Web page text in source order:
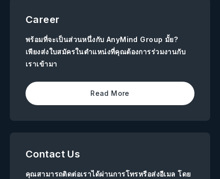
Career
พร้อมที่จะเป็นส่วนหนึ่งกับ AnyMind Group มั้ย?
เพียงส่งใบสมัครในตำแหน่งที่คุณต้องการร่วมงานกับ
เราเข้ามา
Read More
Contact Us
คุณสามารถติดต่อเราได้ผ่านการโทรหรือส่งอีเมล โดย